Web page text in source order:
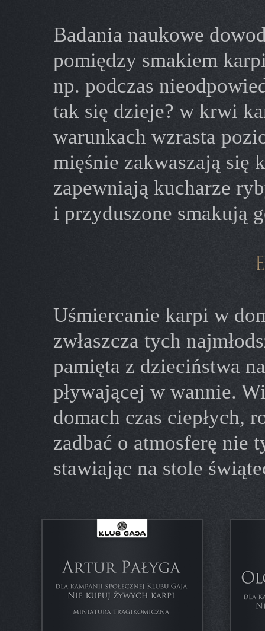
Badania naukowe
pomiędzy smakiem
np. podczas
tak się dzieje? w krwi
warunkach wzrasta
mięśnie zakwaszają się
zapewniają kucharze
i przyduszone smakują
Uśmiercanie karpi w
zwłaszcza tych
pamięta z dzieciństwa
pływającej w wannie.
domach czas ciepłych,
zadbać o atmosferę nie
stawiając na stole